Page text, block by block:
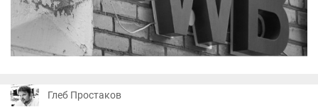
Глеб Простаков